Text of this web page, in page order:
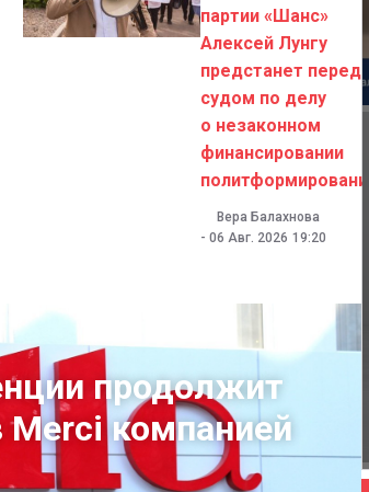
партии «Шанс»
Алексей Лунгу
предстанет перед
судом по делу
о незаконном
финансировании
политформирований
Вера Балахнова
- 06 Авг. 2026 19:20
продолжит
Merci компанией